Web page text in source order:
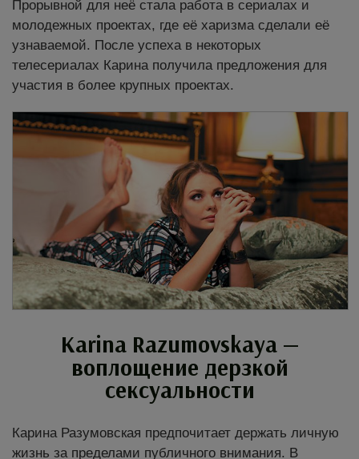
Прорывной для неё стала работа в сериалах и
молодежных проектах, где её харизма сделали её
узнаваемой. После успеха в некоторых
телесериалах Карина получила предложения для
участия в более крупных проектах.
Karina Razumovskaya —
воплощение дерзкой
сексуальности
Карина Разумовская предпочитает держать личную
жизнь за пределами публичного внимания. В